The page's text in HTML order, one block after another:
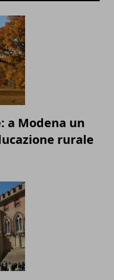
a Modena un
rurale